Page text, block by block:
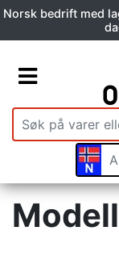
Norsk bedrift med